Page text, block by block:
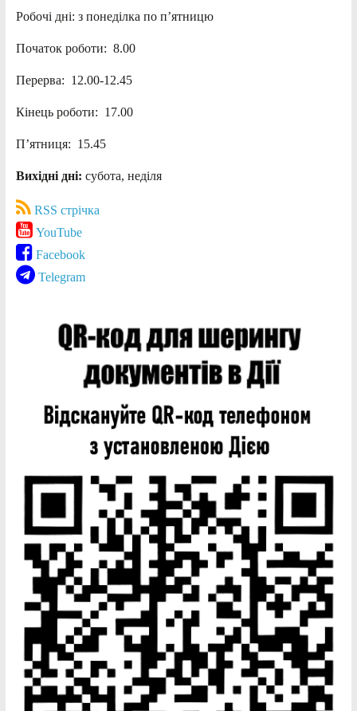
Робочі дні: з понеділка по п’ятницю
Початок роботи: 8.00
Перерва: 12.00-12.45
Кінець роботи: 17.00
П’ятниця: 15.45
Вихідні дні: субота, неділя
RSS стрічка
YouTube
Facebook
Telegram